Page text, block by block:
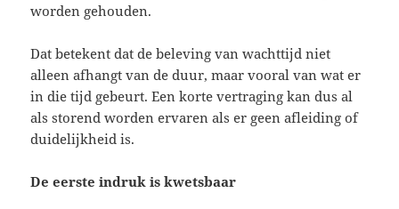
worden gehouden.
Dat betekent dat de beleving van wachttijd niet
alleen afhangt van de duur, maar vooral van wat er
in die tijd gebeurt. Een korte vertraging kan dus al
als storend worden ervaren als er geen afleiding of
duidelijkheid is.
De eerste indruk is kwetsbaar